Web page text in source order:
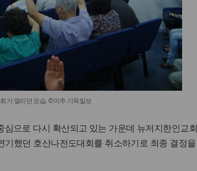
가 열리던 모습. ©미주 기독일보
으로 다시 확산되고 있는 가운데 뉴저지한인교
기했던 호산나전도대회를 취소하기로 최종 결정